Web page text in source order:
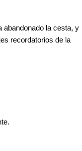
abandonado la cesta, y
recordatorios de la